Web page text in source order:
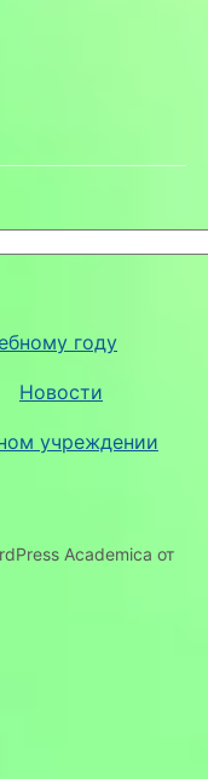
году
Новости
учреждении
Academica от